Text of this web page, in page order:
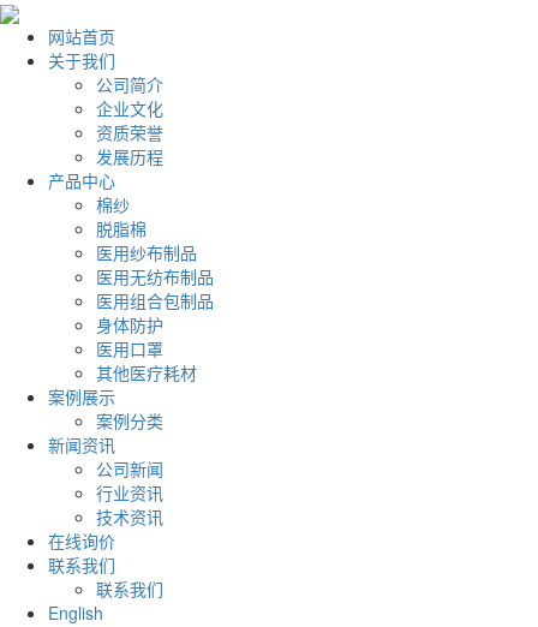
网站首页
关于我们
公司简介
企业文化
资质荣誉
发展历程
产品中心
棉纱
脱脂棉
医用纱布制品
医用无纺布制品
医用组合包制品
身体防护
医用口罩
其他医疗耗材
案例展示
案例分类
新闻资讯
公司新闻
行业资讯
技术资讯
在线询价
联系我们
联系我们
English